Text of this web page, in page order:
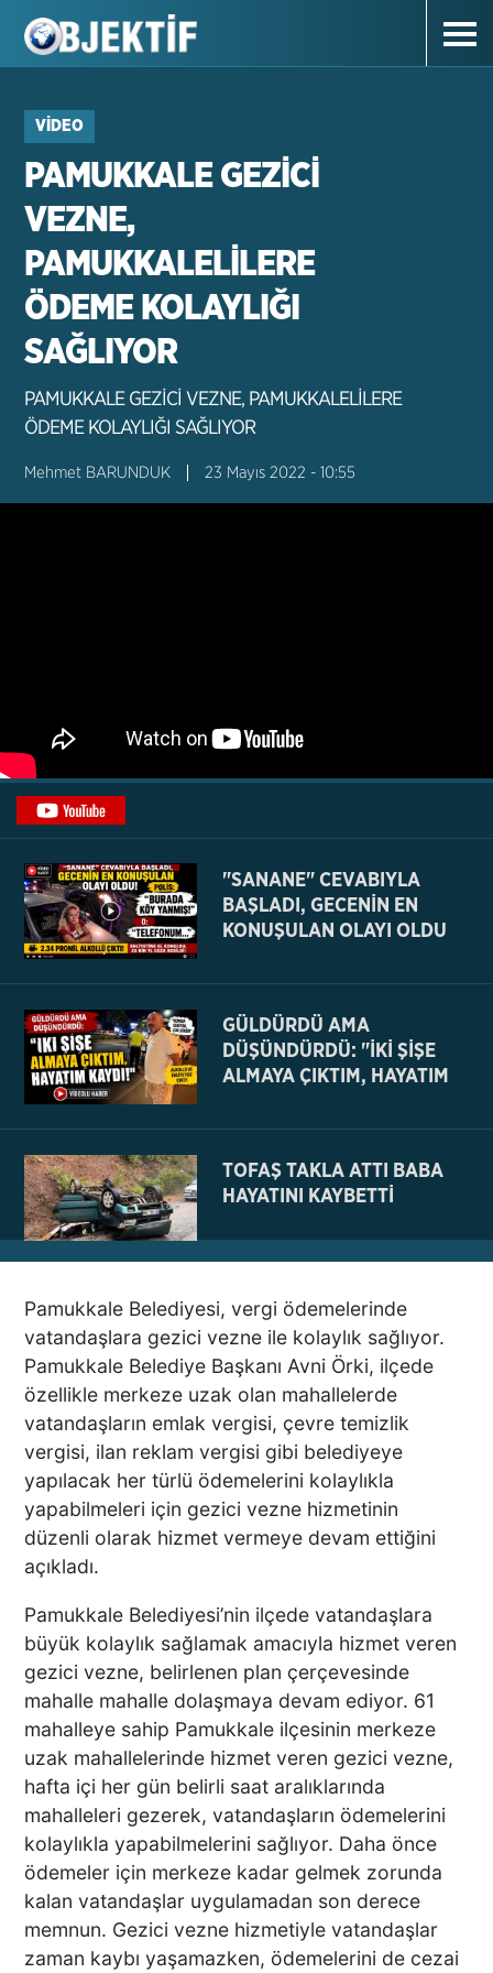
VIDEO
PAMUKKALE GEZİCİ
VEZNE,
PAMUKKALELİLERE
ÖDEME KOLAYLIĞI
SAĞLIYOR
PAMUKKALE GEZİCİ VEZNE, PAMUKKALELİLERE
ÖDEME KOLAYLIĞI SAĞLIYOR
Mehmet BARUNDUK 23 Mayıs 2022 - 10:55
"SANANE" CEVABIYLA
BAŞLADI, GECENİN EN
KONUŞULAN OLAYI OLDU
GÜLDÜRDÜ AMA
DÜŞÜNDÜRDÜ: "İKİ ŞİŞE
ALMAYA ÇIKTIM, HAYATIM
TOFAŞ TAKLA ATTI BABA
HAYATINI KAYBETTİ
NE BÖYLE BİR VAHŞİ NE DE
VAHŞET GÖRÜLDÜ
İNSANLIK DIŞI
VİCDANSIZLIK
AZRAİL’E “ELDEN SONRA
GEL” DEDİ! OKEYE DEVAM
ETTİ
DENİZLİ’DEN TATİLE GİDEN
GRUBUN GÖZÜ ÖNÜNDE
TEKNE ÇALIŞANLARI
BİRBİRİNE GİRDİ!
ÜNLÜ YÖNETMEN EZEL
AKAY’A ŞOK OPERASYON!
KARDEŞİYLE GÖZALTINA
ALINDI
DENİZLİ’DE ÇARPIŞMANIN
ŞİDDETİYLE SAVRULDU! 5
ARAÇ HASAR GÖRDÜ
Pamukkale Belediyesi, vergi ödemelerinde
vatandaşlara gezici vezne ile kolaylık sağlıyor.
Pamukkale Belediye Başkanı Avni Örki, ilçede
özellikle merkeze uzak olan mahallelerde
vatandaşların emlak vergisi, çevre temizlik
vergisi, ilan reklam vergisi gibi belediyeye
yapılacak her türlü ödemelerini kolaylıkla
yapabilmeleri için gezici vezne hizmetinin
düzenli olarak hizmet vermeye devam ettiğini
açıkladı.
Pamukkale Belediyesi’nin ilçede vatandaşlara
büyük kolaylık sağlamak amacıyla hizmet veren
gezici vezne, belirlenen plan çerçevesinde
mahalle mahalle dolaşmaya devam ediyor. 61
mahalleye sahip Pamukkale ilçesinin merkeze
uzak mahallelerinde hizmet veren gezici vezne,
hafta içi her gün belirli saat aralıklarında
mahalleleri gezerek, vatandaşların ödemelerini
kolaylıkla yapabilmelerini sağlıyor. Daha önce
ödemeler için merkeze kadar gelmek zorunda
kalan vatandaşlar uygulamadan son derece
memnun. Gezici vezne hizmetiyle vatandaşlar
zaman kaybı yaşamazken, ödemelerini de cezai